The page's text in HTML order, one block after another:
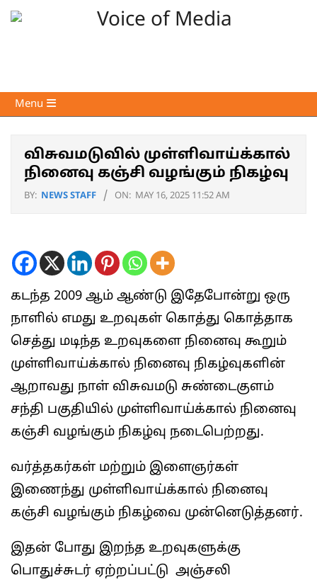
Skip
Voice
of
Primary
Navigation
Menu
விசுவமடுவில் முள்ளிவாய்க்கால்
நினைவு கஞ்சி வழங்கும் நிகழ்வு
BY: NEWS STAFF ON: MAY 16, 2025 11:52 AM
கடந்த 2009 ஆம் ஆண்டு இதேபோன்று ஒரு
நாளில் எமது உறவுகள் கொத்து கொத்தாக
செத்து மடிந்த உறவுகளை நினைவு கூறும்
முள்ளிவாய்க்கால் நினைவு நிகழ்வுகளின்
ஆறாவது நாள் விசுவமடு சுண்டைகுளம்
சந்தி பகுதியில் முள்ளிவாய்க்கால் நினைவு
கஞ்சி வழங்கும் நிகழ்வு நடைபெற்றது.
வர்த்தகர்கள் மற்றும் இளைஞர்கள்
இணைந்து முள்ளிவாய்க்கால் நினைவு
கஞ்சி வழங்கும் நிகழ்வை முன்னெடுத்தனர்.
இதன் போது இறந்த உறவுகளுக்கு
பொதுச்சுடர் ஏற்றப்பட்டு அஞ்சலி